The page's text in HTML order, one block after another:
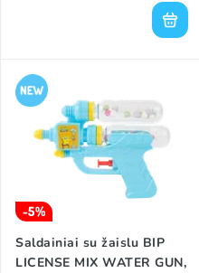
-5%
Saldainiai su žaislu BIP
LICENSE MIX WATER GUN,